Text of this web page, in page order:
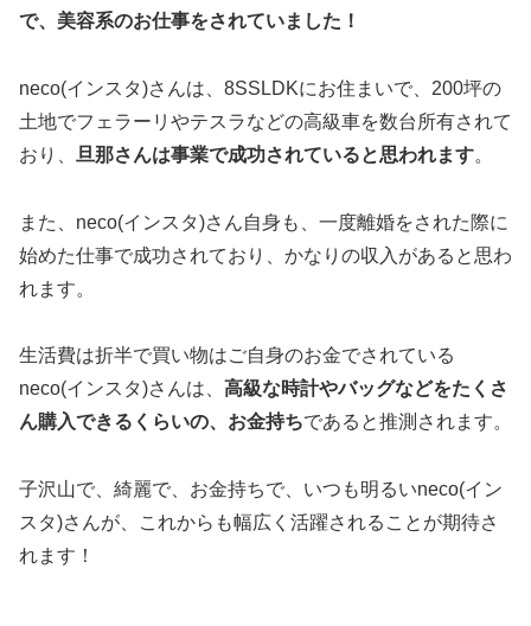
で、美容系のお仕事をされていました！
neco(インスタ)さんは、8SSLDKにお住まいで、200坪の
土地でフェラーリやテスラなどの高級車を数台所有されて
おり、 旦那さんは事業で成功されていると思われます。
また、neco(インスタ)さん自身も、一度離婚をされた際に
始めた仕事で成功されており、かなりの収入があると思わ
れます。
生活費は折半で買い物はご自身のお金でされている
neco(インスタ)さんは、 高級な時計やバッグなどをたくさ
ん購入できるくらいの、お金持ちであると推測されます。
子沢山で、綺麗で、お金持ちで、いつも明るいneco(イン
スタ)さんが、これからも幅広く活躍されることが期待さ
れます！